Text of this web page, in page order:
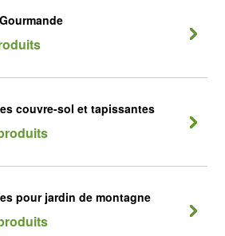
couvre-sol et tapissantes
pour jardin de montagne